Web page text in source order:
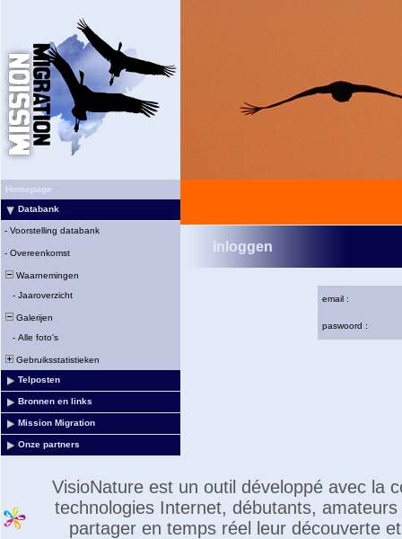
Homepage
Databank
- Voorstelling databank
- Overeenkomst
Waarnemingen
- Jaaroverzicht
Galerijen
- Alle foto's
Gebruiksstatistieken
Telposten
Bronnen en links
Mission Migration
Onze partners
Inloggen
email :
paswoord :
VisioNature est un outil développé avec la
technologies Internet, débutants,
partager en temps réel leur découverte